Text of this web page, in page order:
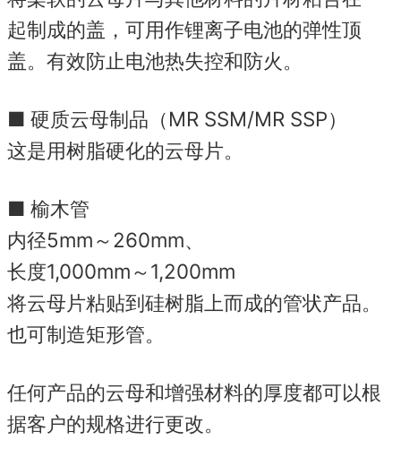
起制成的盖，可用作锂离子电池的弹性顶
盖。 有效防止电池热失控和防火。
■ 硬质云母制品（MR SSM/MR SSP）
这是用树脂硬化的云母片。
■ 榆木管
内径5mm～260mm、
长度1,000mm～1,200mm
将云母片粘贴到硅树脂上而成的管状产品。
也可制造矩形管。
任何产品的云母和增强材料的厚度都可以根
据客户的规格进行更改。